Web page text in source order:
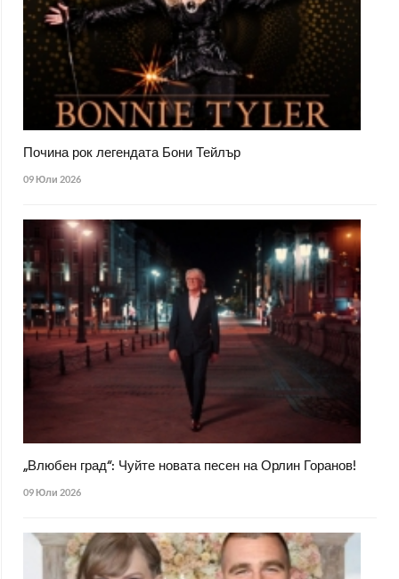
Почина рок легендата Бони Тейлър
09 Юли 2026
„Влюбен град“: Чуйте новата песен на Орлин Горанов!
09 Юли 2026